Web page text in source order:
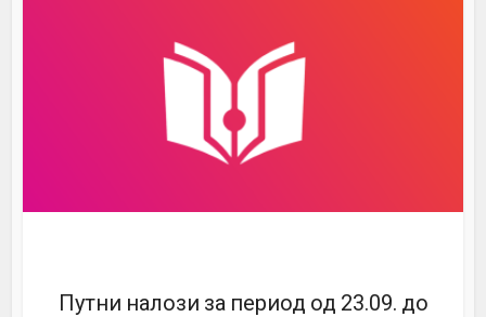
Путни налози за период од 23.09. до